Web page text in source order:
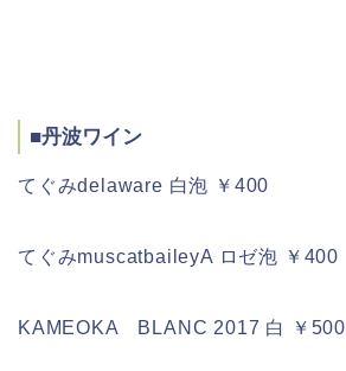
■丹波ワイン
てぐみdelaware 白泡 ￥400
てぐみmuscatbaileyA ロゼ泡 ￥400
KAMEOKA BLANC 2017 白 ￥500